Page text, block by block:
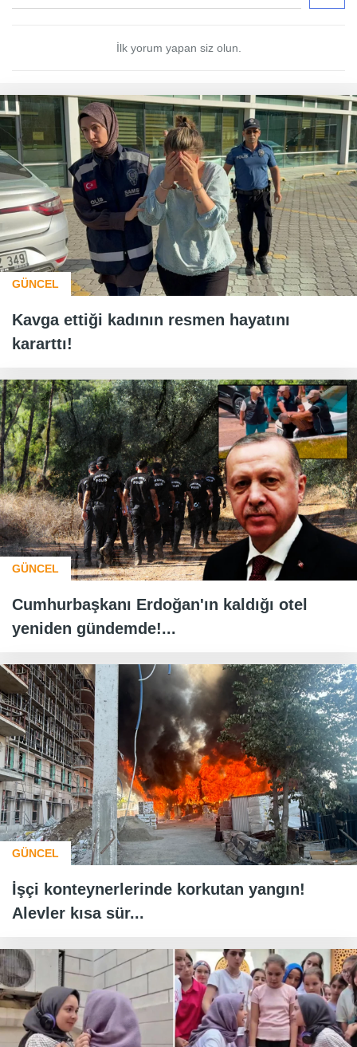
İlk yorum yapan siz olun.
GÜNCEL
Kavga ettiği kadının resmen hayatını
kararttı!
GÜNCEL
Cumhurbaşkanı Erdoğan'ın kaldığı otel
yeniden gündemde!...
GÜNCEL
İşçi konteynerlerinde korkutan yangın!
Alevler kısa sür...